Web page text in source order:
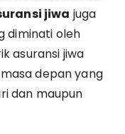
jiwa juga
diminati oleh
asuransi jiwa
depan yang
dan maupun